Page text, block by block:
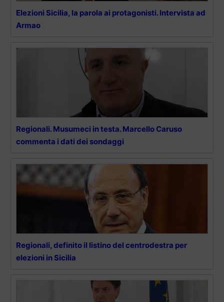
Elezioni Sicilia, la parola ai protagonisti. Intervista ad
Armao
Regionali. Musumeci in testa. Marcello Caruso
commenta i dati dei sondaggi
Regionali, definito il listino del centrodestra per
elezioni in Sicilia